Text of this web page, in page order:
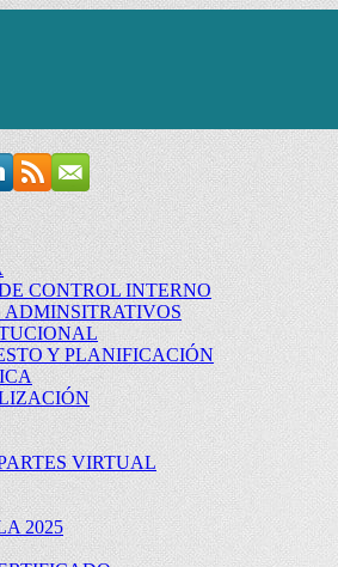
CONTROL INTERNO
ADMINSITRATIVOS
Y PLANIFICACIÓN
VIRTUAL
2025